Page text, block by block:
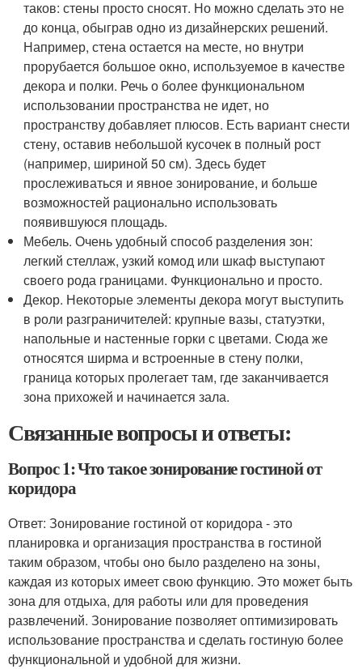
таков: стены просто сносят. Но можно сделать это не
до конца, обыграв одно из дизайнерских решений.
Например, стена остается на месте, но внутри
прорубается большое окно, используемое в качестве
декора и полки. Речь о более функциональном
использовании пространства не идет, но
пространству добавляет плюсов. Есть вариант снести
стену, оставив небольшой кусочек в полный рост
(например, шириной 50 см). Здесь будет
прослеживаться и явное зонирование, и больше
возможностей рационально использовать
появившуюся площадь.
Мебель. Очень удобный способ разделения зон:
легкий стеллаж, узкий комод или шкаф выступают
своего рода границами. Функционально и просто.
Декор. Некоторые элементы декора могут выступить
в роли разграничителей: крупные вазы, статуэтки,
напольные и настенные горки с цветами. Сюда же
относятся ширма и встроенные в стену полки,
граница которых пролегает там, где заканчивается
зона прихожей и начинается зала.
Связанные вопросы и ответы:
Вопрос 1: Что такое зонирование гостиной от
коридора
Ответ: Зонирование гостиной от коридора - это
планировка и организация пространства в гостиной
таким образом, чтобы оно было разделено на зоны,
каждая из которых имеет свою функцию. Это может быть
зона для отдыха, для работы или для проведения
развлечений. Зонирование позволяет оптимизировать
использование пространства и сделать гостиную более
функциональной и удобной для жизни.